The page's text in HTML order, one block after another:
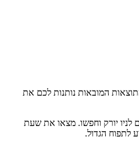
המובאות נותנות לכם את
יורק וחפשו. מצאו את שעת
לתפוח הגדול.